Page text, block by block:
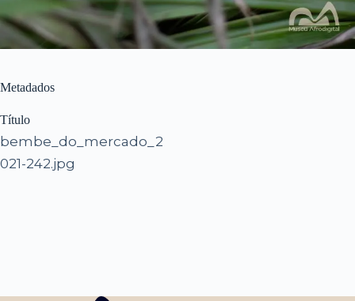
Metadados
Título
bembe_do_mercado_2
021-242.jpg